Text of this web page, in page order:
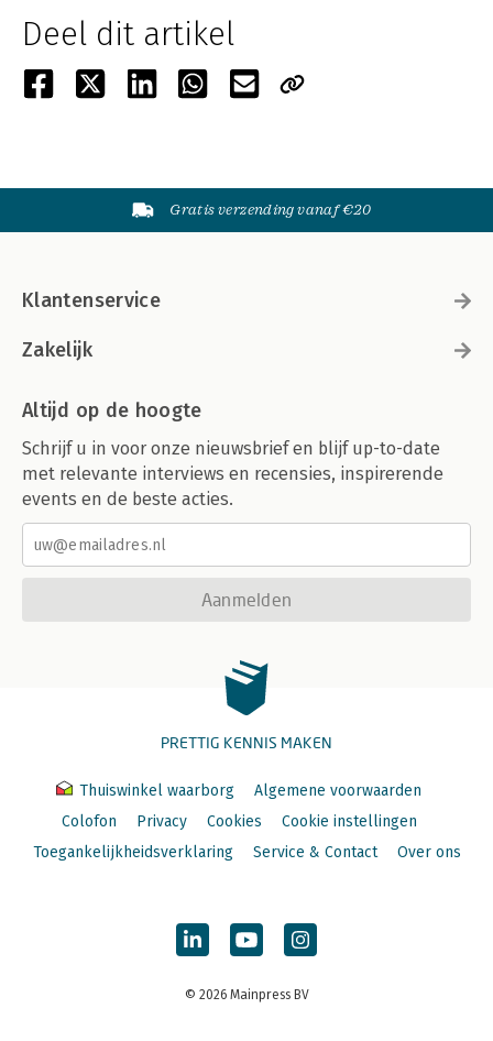
Deel dit artikel
Gratis verzending vanaf €20
Klantenservice
Zakelijk
Altijd op de hoogte
Schrijf u in voor onze nieuwsbrief en blijf up-to-date
met relevante interviews en recensies, inspirerende
events en de beste acties.
Aanmelden
PRETTIG KENNIS MAKEN
Thuiswinkel waarborg
Algemene voorwaarden
Colofon
Privacy Cookies
Cookie instellingen
Toegankelijkheidsverklaring
Service & Contact Over ons
© 2026 Mainpress BV